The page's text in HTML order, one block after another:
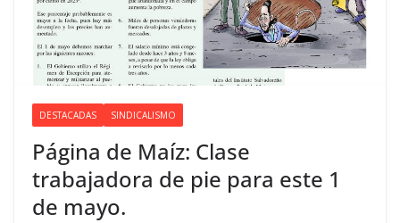
DESTACADAS SINDICALISMO
Página de Maíz: Clase
trabajadora de pie para este 1
de mayo.